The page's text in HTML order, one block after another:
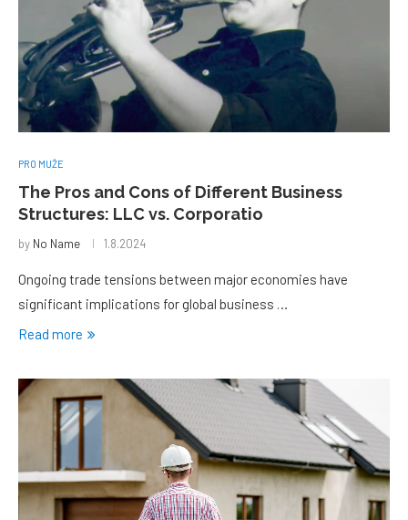
PRO MUŽE
The Pros and Cons of Different Business
Structures: LLC vs. Corporatio
by No Name 1.8.2024
Ongoing trade tensions between major economies have
significant implications for global business …
Read more